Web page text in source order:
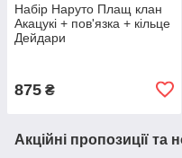
Набір Наруто Плащ клан
Акацукі + пов'язка + кільце
Дейдари
875 ₴
Акційні пропозиції та